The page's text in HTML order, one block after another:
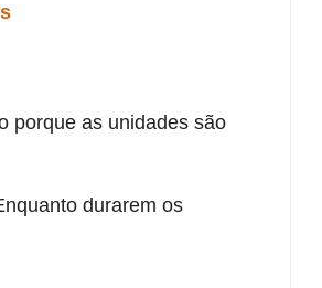
porque as unidades são
durarem os